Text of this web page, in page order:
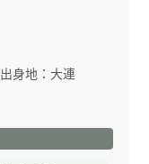
出身地： 大連